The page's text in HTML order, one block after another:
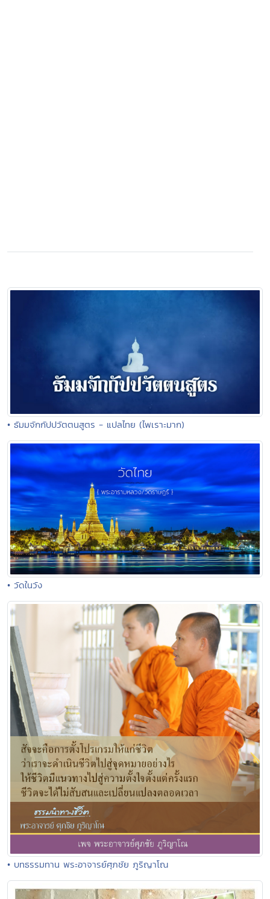
• ธัมมจักกัปปวัตตนสูตร - แปลไทย (ไพเราะมาก)
• วัดในวัง
• บทธรรมทาน พระอาจารย์ศุภชัย ภูริญาโณ